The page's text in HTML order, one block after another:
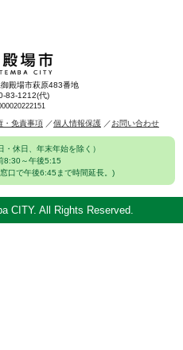
殿場市萩原483番地
83-1212(代)
・免責事項 個人情報保護 お問い合わせ
休日、年末年始を除く）
8:30～午後5:15
口で午後6:45まで時間延長。)
CITY. All Rights Reserved.